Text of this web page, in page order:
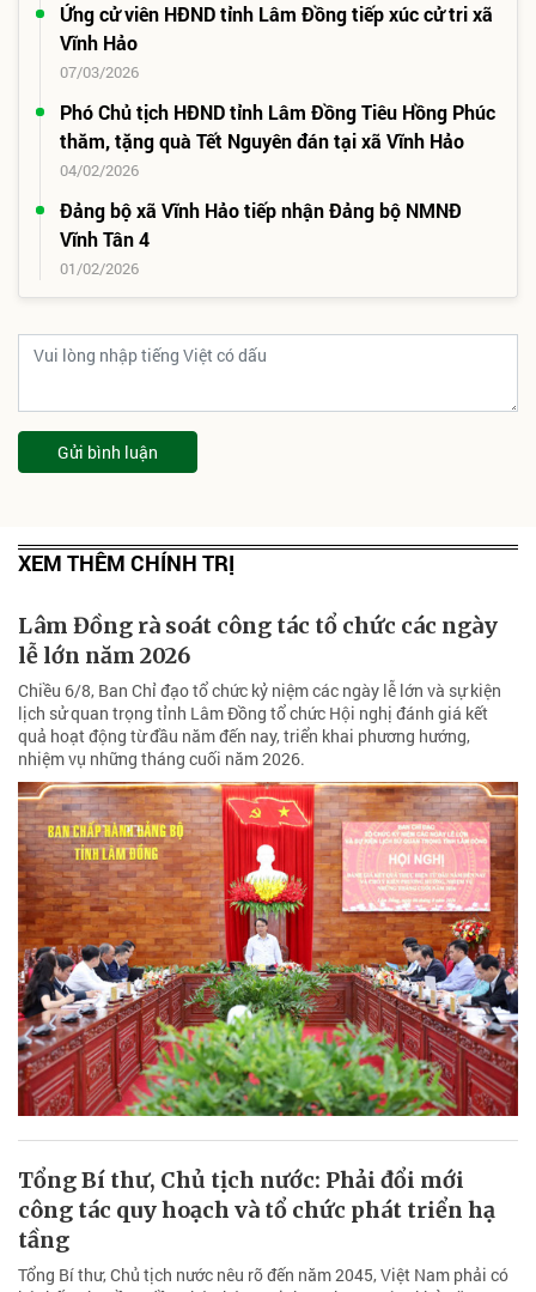
Ứng cử viên HĐND tỉnh Lâm Đồng tiếp xúc cử tri xã
Vĩnh Hảo
07/03/2026
Phó Chủ tịch HĐND tỉnh Lâm Đồng Tiêu Hồng Phúc
thăm, tặng quà Tết Nguyên đán tại xã Vĩnh Hảo
04/02/2026
Đảng bộ xã Vĩnh Hảo tiếp nhận Đảng bộ NMNĐ
Vĩnh Tân 4
01/02/2026
Gửi bình luận
XEM THÊM CHÍNH TRỊ
Lâm Đồng rà soát công tác tổ chức các ngày
lễ lớn năm 2026
Chiều 6/8, Ban Chỉ đạo tổ chức kỷ niệm các ngày lễ lớn và sự kiện
lịch sử quan trọng tỉnh Lâm Đồng tổ chức Hội nghị đánh giá kết
quả hoạt động từ đầu năm đến nay, triển khai phương hướng,
nhiệm vụ những tháng cuối năm 2026.
Tổng Bí thư, Chủ tịch nước: Phải đổi mới
công tác quy hoạch và tổ chức phát triển hạ
tầng
Tổng Bí thư, Chủ tịch nước nêu rõ đến năm 2045, Việt Nam phải có